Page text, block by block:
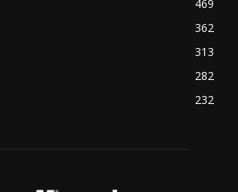
469
362
313
282
232